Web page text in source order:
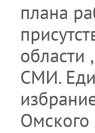
плана
области
СМИ.